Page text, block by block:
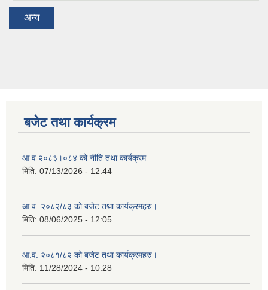
अन्य
बजेट तथा कार्यक्रम
आ व २०८३।०८४ को नीति तथा कार्यक्रम
मिति: 07/13/2026 - 12:44
आ.व. २०८२/८३ को बजेट तथा कार्यक्रमहरु।
मिति: 08/06/2025 - 12:05
आ.व. २०८१/८२ को बजेट तथा कार्यक्रमहरु।
मिति: 11/28/2024 - 10:28